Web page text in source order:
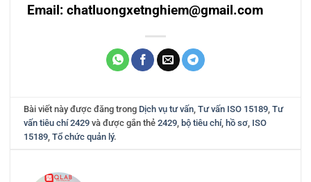
Email: chatluongxetnghiem@gmail.com
Bài viết này được đăng trong Dịch vụ tư vấn ,Tư vấn ISO 15189 ,Tư
vấn tiêu chí 2429 và được gắn thẻ2429 ,bộ tiêu chí,hồ sơ ISO
15189 ,Tổ chức quản lý.